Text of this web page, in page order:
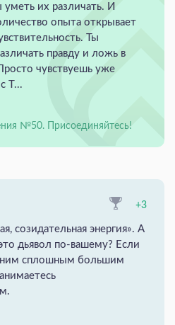
уметь их различать. И
опыта открывает
Ты
правду и ложь в
чувствуешь уже
Т...
№50. Присоединяйтесь!
+3
созидательная энергия». А
дьявол по-вашему? Если
сплошным большим